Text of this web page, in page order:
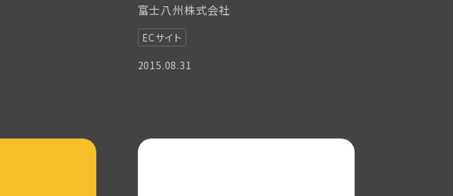
富士八州株式会社
ECサイト
2015.08.31